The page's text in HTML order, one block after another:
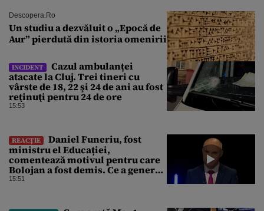
Descopera.ro
Un studiu a dezvăluit o „Epocă de
Aur” pierdută din istoria omenirii
INCIDENT
Cazul ambulanței
atacate la Cluj. Trei tineri cu
vârste de 18, 22 şi 24 de ani au fost
reţinuţi pentru 24 de ore
15:53
REACȚIE
Daniel Funeriu, fost
ministru el Educației,
comentează motivul pentru care
Bolojan a fost demis. Ce a generat
eșecul guvernării
15:51